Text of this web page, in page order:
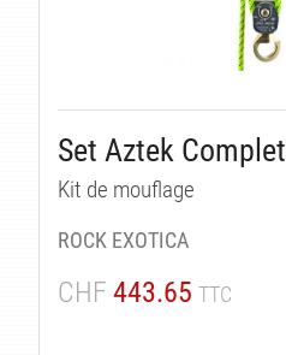
Set Aztek Complet
Kit de mouflage
ROCK EXOTICA
CHF 443.65 TTC